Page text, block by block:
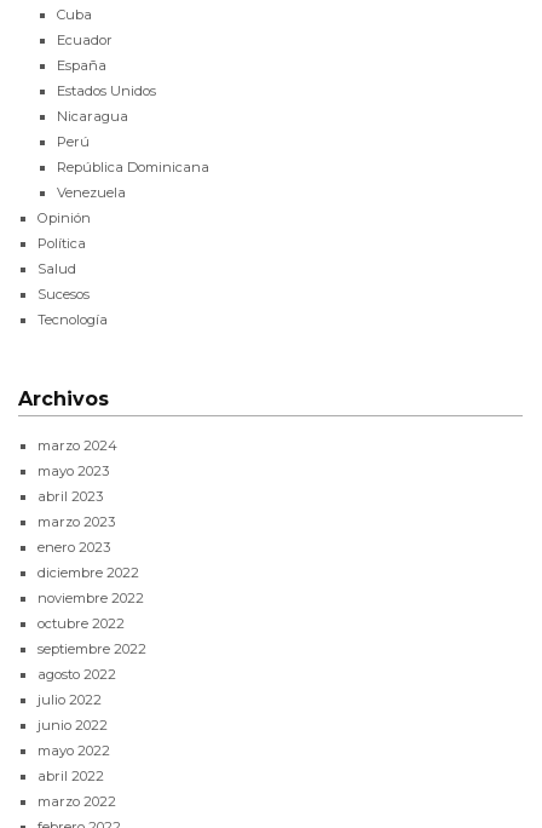
Cuba
Ecuador
España
Estados Unidos
Nicaragua
Perú
República Dominicana
Venezuela
Opinión
Política
Salud
Sucesos
Tecnología
Archivos
marzo 2024
mayo 2023
abril 2023
marzo 2023
enero 2023
diciembre 2022
noviembre 2022
octubre 2022
septiembre 2022
agosto 2022
julio 2022
junio 2022
mayo 2022
abril 2022
marzo 2022